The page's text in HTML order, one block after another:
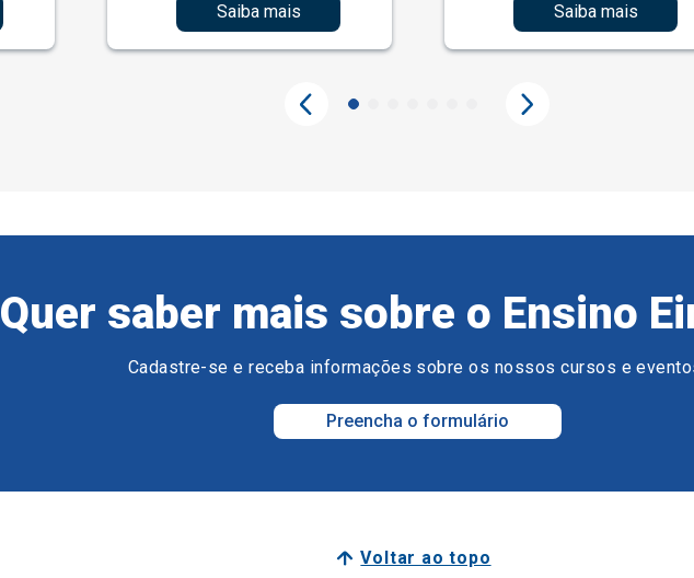
Saiba mais Saiba mais
Quer saber mais sobre o Ensino
Cadastre-se e receba informações sobre os nossos cursos e
Preencha o formulário
Voltar ao topo